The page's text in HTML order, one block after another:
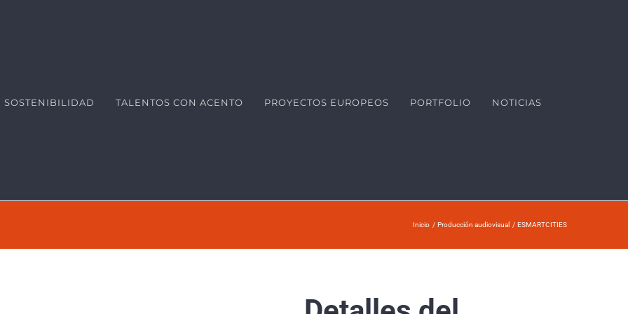
SOSTENIBILIDAD TALENTOS CON ACENTO PROYECTOS EUROPEOS PORTFOLIO NOTICIAS
Inicio Producción audiovisual ESMARTCITIES